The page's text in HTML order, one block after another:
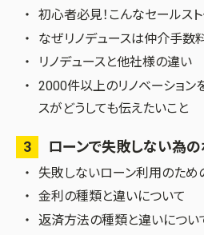
初心者必見！こんなセールス
なぜリノデュースは仲介手数
リノデュースと他社様の違い
2000件以上のリノベーション
スがどうしても伝えたいこと
3 ローンで失敗しない為の
失敗しないローン利用のため
金利の種類と違いについて
返済方法の種類と違いについ